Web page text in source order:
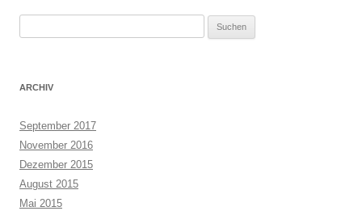
nach:
ARCHIV
September 2017
November 2016
Dezember 2015
August 2015
Mai 2015